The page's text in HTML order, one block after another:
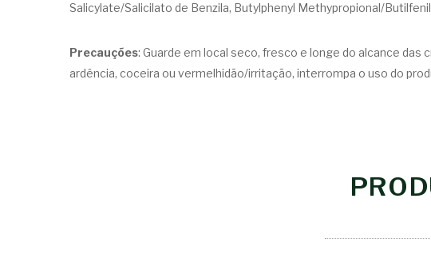
Salicylate/Salicilato de Benzila, Butylphenyl Methypropional/
Precauções: Guarde em local seco, fresco e longe do alcance
ardência, coceira ou vermelhidão/irritação, interrompa o uso do